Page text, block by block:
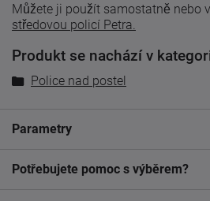
Můžete ji použít samostatně nebo
středovou policí Petra.
Produkt se nachází v
Police nad postel
Parametry
Potřebujete pomoc s výběrem?